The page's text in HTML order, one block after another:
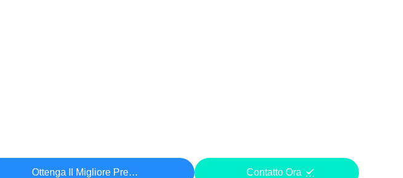
Ottenga Il Migliore Prezzo Contatto Ora